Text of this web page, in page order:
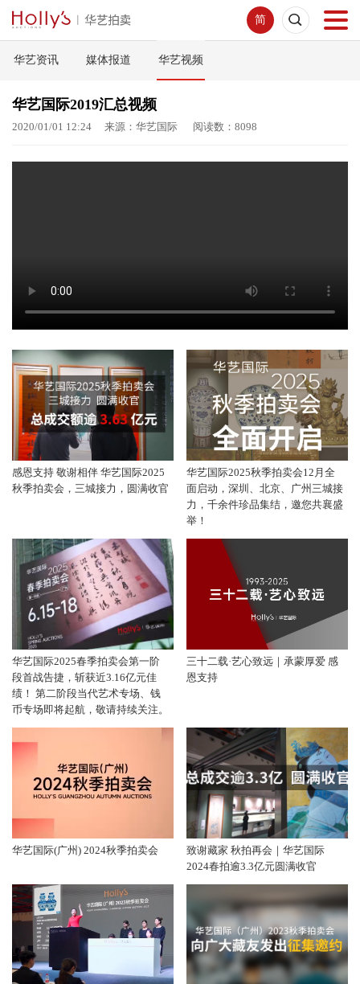
简
首页
拍卖预展
关于我们
华艺资讯 媒体报道 华艺视频
华艺国际2019汇总视频
2020/01/01 12:24 来源：华艺国际 阅读数：8098
感恩支持 敬谢相伴 华艺国际2025
秋季拍卖会，三城接力，圆满收官
华艺国际2025秋季拍卖会12月全
面启动，深圳、北京、广州三城接
力，千余件珍品集结，邀您共襄盛
举！
华艺国际2025春季拍卖会第一阶
段首战告捷，斩获近3.16亿元佳
绩！ 第二阶段当代艺术专场、钱
币专场即将起航，敬请持续关注。
三十二载·艺心致远｜承蒙厚爱 感
恩支持
华艺国际(广州) 2024秋季拍卖会
致谢藏家 秋拍再会｜华艺国际
2024春拍逾3.3亿元圆满收官